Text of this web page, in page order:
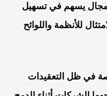
يسهم في تسهيل
للأنظمة واللوائح
في ظل التعقيدات